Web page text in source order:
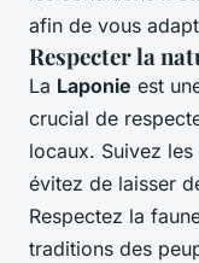
afin de vous
Respecter la
La Laponie est
crucial de
locaux. Suivez
évitez de laisser
Respectez la
traditions des